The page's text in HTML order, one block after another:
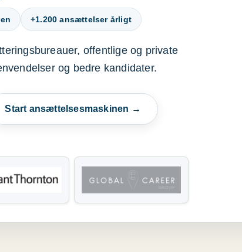
+1.200 ansættelser årligt
offentlige og private
og bedre kandidater.
Start ansættelsesmaskinen →